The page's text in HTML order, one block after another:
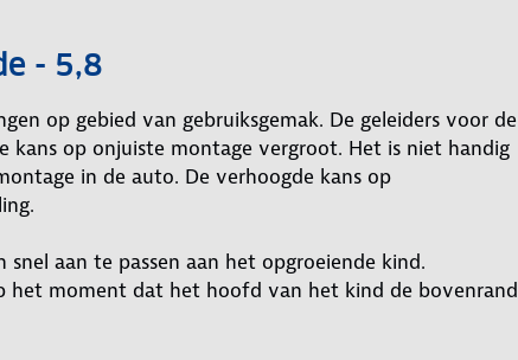
- 5,8
op gebied van gebruiksgemak. De geleiders voor de
kans op onjuiste montage vergroot. Het is niet handig
in de auto. De verhoogde kans op
aan te passen aan het opgroeiende kind.
het moment dat het hoofd van het kind de bovenrand